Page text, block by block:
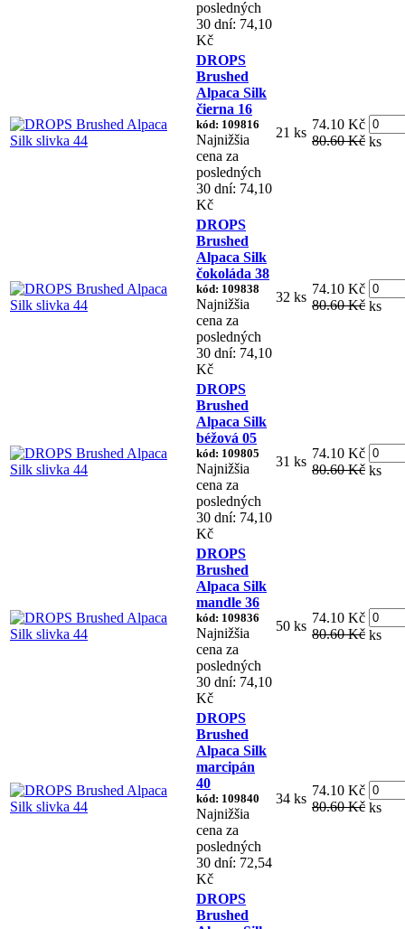
posledných
30 dní: 74,10
Kč
DROPS
Brushed
Alpaca Silk
čierna 16
kód: 109816
Najnižšia
cena za
posledných
30 dní: 74,10
Kč
21 ks
74.10 Kč
80.60 Kč ks
DROPS
Brushed
Alpaca Silk
čokoláda 38
kód: 109838
Najnižšia
cena za
posledných
30 dní: 74,10
Kč
32 ks
74.10 Kč
80.60 Kč ks
DROPS
Brushed
Alpaca Silk
béžová 05
kód: 109805
Najnižšia
cena za
posledných
30 dní: 74,10
Kč
31 ks
74.10 Kč
80.60 Kč ks
DROPS
Brushed
Alpaca Silk
mandle 36
kód: 109836
Najnižšia
cena za
posledných
30 dní: 74,10
Kč
50 ks
74.10 Kč
80.60 Kč ks
DROPS
Brushed
Alpaca Silk
marcipán
40
kód: 109840
Najnižšia
cena za
posledných
30 dní: 72,54
Kč
34 ks
74.10 Kč
80.60 Kč ks
DROPS
Brushed